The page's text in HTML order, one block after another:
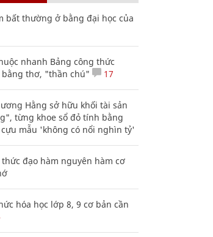
bất thường ở bằng đại học của
nhanh Bảng công thức
thơ, "thần chú"
17
Hằng sở hữu khối tài sản
từng khoe sổ đỏ tính bằng
mẫu 'không có nổi nghìn tỷ'
thức đạo hàm nguyên hàm cơ
hóa học lớp 8, 9 cơ bản cần